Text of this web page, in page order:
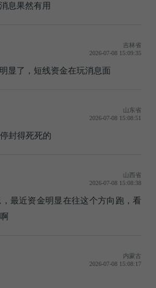
息果然有用
吉林省
2026-07-08 15:09:35
显了，短线资金在玩消息面
山东省
2026-07-08 15:08:51
封得死死的
山西省
2026-07-08 15:08:38
最近资金明显在往这个方向跑，看
内蒙古
2026-07-08 15:08:17